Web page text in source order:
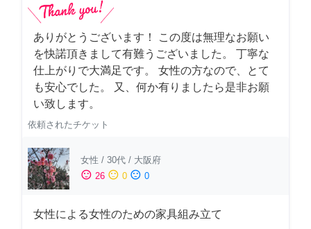
ありがとうございます！ この度は無理なお願い
を快諾頂きまして有難うございました。 丁寧な
仕上がりで大満足です。 女性の方なので、とて
も安心でした。 又、何か有りましたら是非お願
い致します。
依頼されたチケット
女性 / 30代 / 大阪府
sentiment_satisfied 26 sentiment_neutral 0 sentiment_dissatisfied 0
女性による女性のための家具組み立て